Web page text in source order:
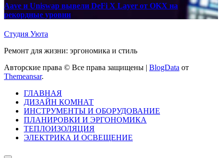
Aave и Uniswap вывели DeFi X Layer от OKX на
рекордные уровни
Студия Уюта
Ремонт для жизни: эргономика и стиль
Авторские права © Все права защищены | BlogData от
Themeansar.
ГЛАВНАЯ
ДИЗАЙН КОМНАТ
ИНСТРУМЕНТЫ И ОБОРУДОВАНИЕ
ПЛАНИРОВКИ И ЭРГОНОМИКА
ТЕПЛОИЗОЛЯЦИЯ
ЭЛЕКТРИКА И ОСВЕЩЕНИЕ